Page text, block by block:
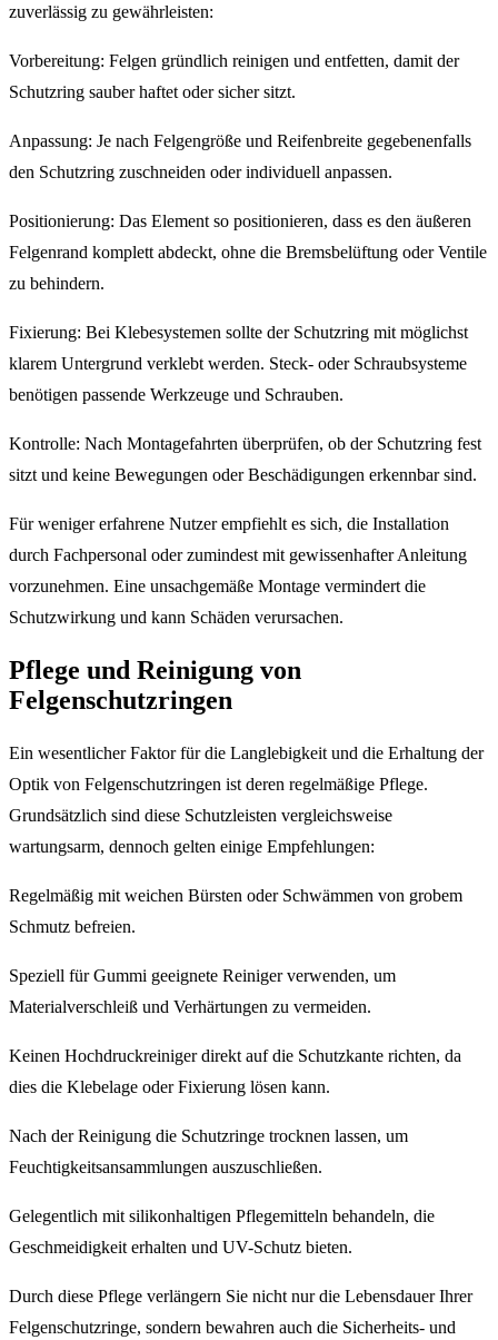
zuverlässig zu gewährleisten:
Vorbereitung: Felgen gründlich reinigen und entfetten, damit der
Schutzring sauber haftet oder sicher sitzt.
Anpassung: Je nach Felgengröße und Reifenbreite gegebenenfalls
den Schutzring zuschneiden oder individuell anpassen.
Positionierung: Das Element so positionieren, dass es den äußeren
Felgenrand komplett abdeckt, ohne die Bremsbelüftung oder Ventile
zu behindern.
Fixierung: Bei Klebesystemen sollte der Schutzring mit möglichst
klarem Untergrund verklebt werden. Steck- oder Schraubsysteme
benötigen passende Werkzeuge und Schrauben.
Kontrolle: Nach Montagefahrten überprüfen, ob der Schutzring fest
sitzt und keine Bewegungen oder Beschädigungen erkennbar sind.
Für weniger erfahrene Nutzer empfiehlt es sich, die Installation
durch Fachpersonal oder zumindest mit gewissenhafter Anleitung
vorzunehmen. Eine unsachgemäße Montage vermindert die
Schutzwirkung und kann Schäden verursachen.
Pflege und Reinigung von
Felgenschutzringen
Ein wesentlicher Faktor für die Langlebigkeit und die Erhaltung der
Optik von Felgenschutzringen ist deren regelmäßige Pflege.
Grundsätzlich sind diese Schutzleisten vergleichsweise
wartungsarm, dennoch gelten einige Empfehlungen:
Regelmäßig mit weichen Bürsten oder Schwämmen von grobem
Schmutz befreien.
Speziell für Gummi geeignete Reiniger verwenden, um
Materialverschleiß und Verhärtungen zu vermeiden.
Keinen Hochdruckreiniger direkt auf die Schutzkante richten, da
dies die Klebelage oder Fixierung lösen kann.
Nach der Reinigung die Schutzringe trocknen lassen, um
Feuchtigkeitsansammlungen auszuschließen.
Gelegentlich mit silikonhaltigen Pflegemitteln behandeln, die
Geschmeidigkeit erhalten und UV-Schutz bieten.
Durch diese Pflege verlängern Sie nicht nur die Lebensdauer Ihrer
Felgenschutzringe, sondern bewahren auch die Sicherheits- und